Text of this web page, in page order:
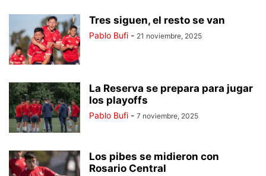
Tres siguen, el resto se van
Pablo Bufi - 21 noviembre, 2025
La Reserva se prepara para jugar
los playoffs
Pablo Bufi - 7 noviembre, 2025
Los pibes se midieron con
Rosario Central